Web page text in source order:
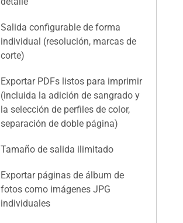
Salida configurable de forma
individual (resolución, marcas de
corte)
Exportar PDFs listos para imprimir
(incluida la adición de sangrado y
la selección de perfiles de color,
separación de doble página)
Tamaño de salida ilimitado
Exportar páginas de álbum de
fotos como imágenes JPG
individuales